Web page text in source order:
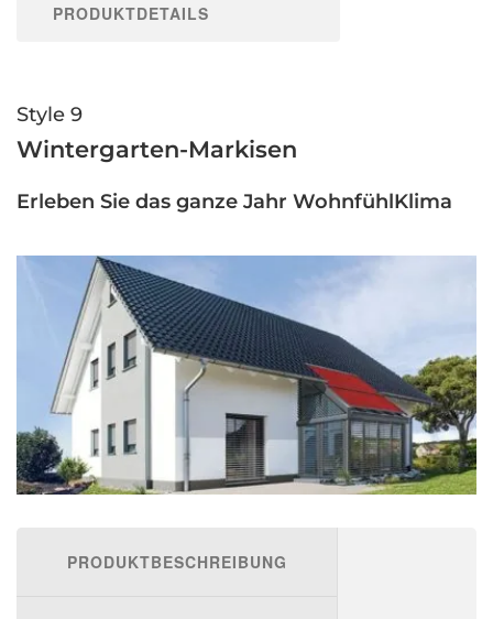
PRODUKTDETAILS
Style 9
Wintergarten-Markisen
Erleben Sie das ganze Jahr WohnfühlKlima
PRODUKTBESCHREIBUNG